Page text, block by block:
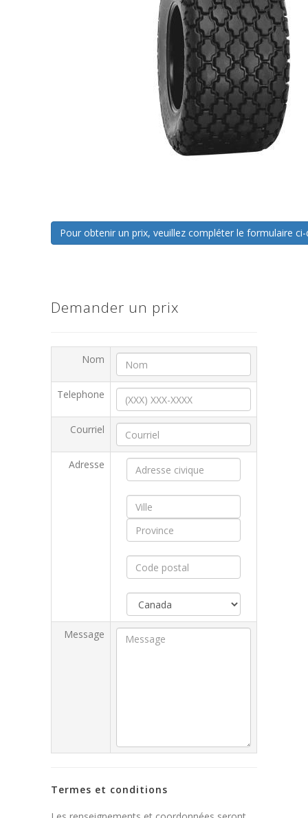
Pour obtenir un prix, veuillez compléter le formulaire
Demander un prix
Nom
Telephone
Courriel
Adresse
Message
Termes et conditions